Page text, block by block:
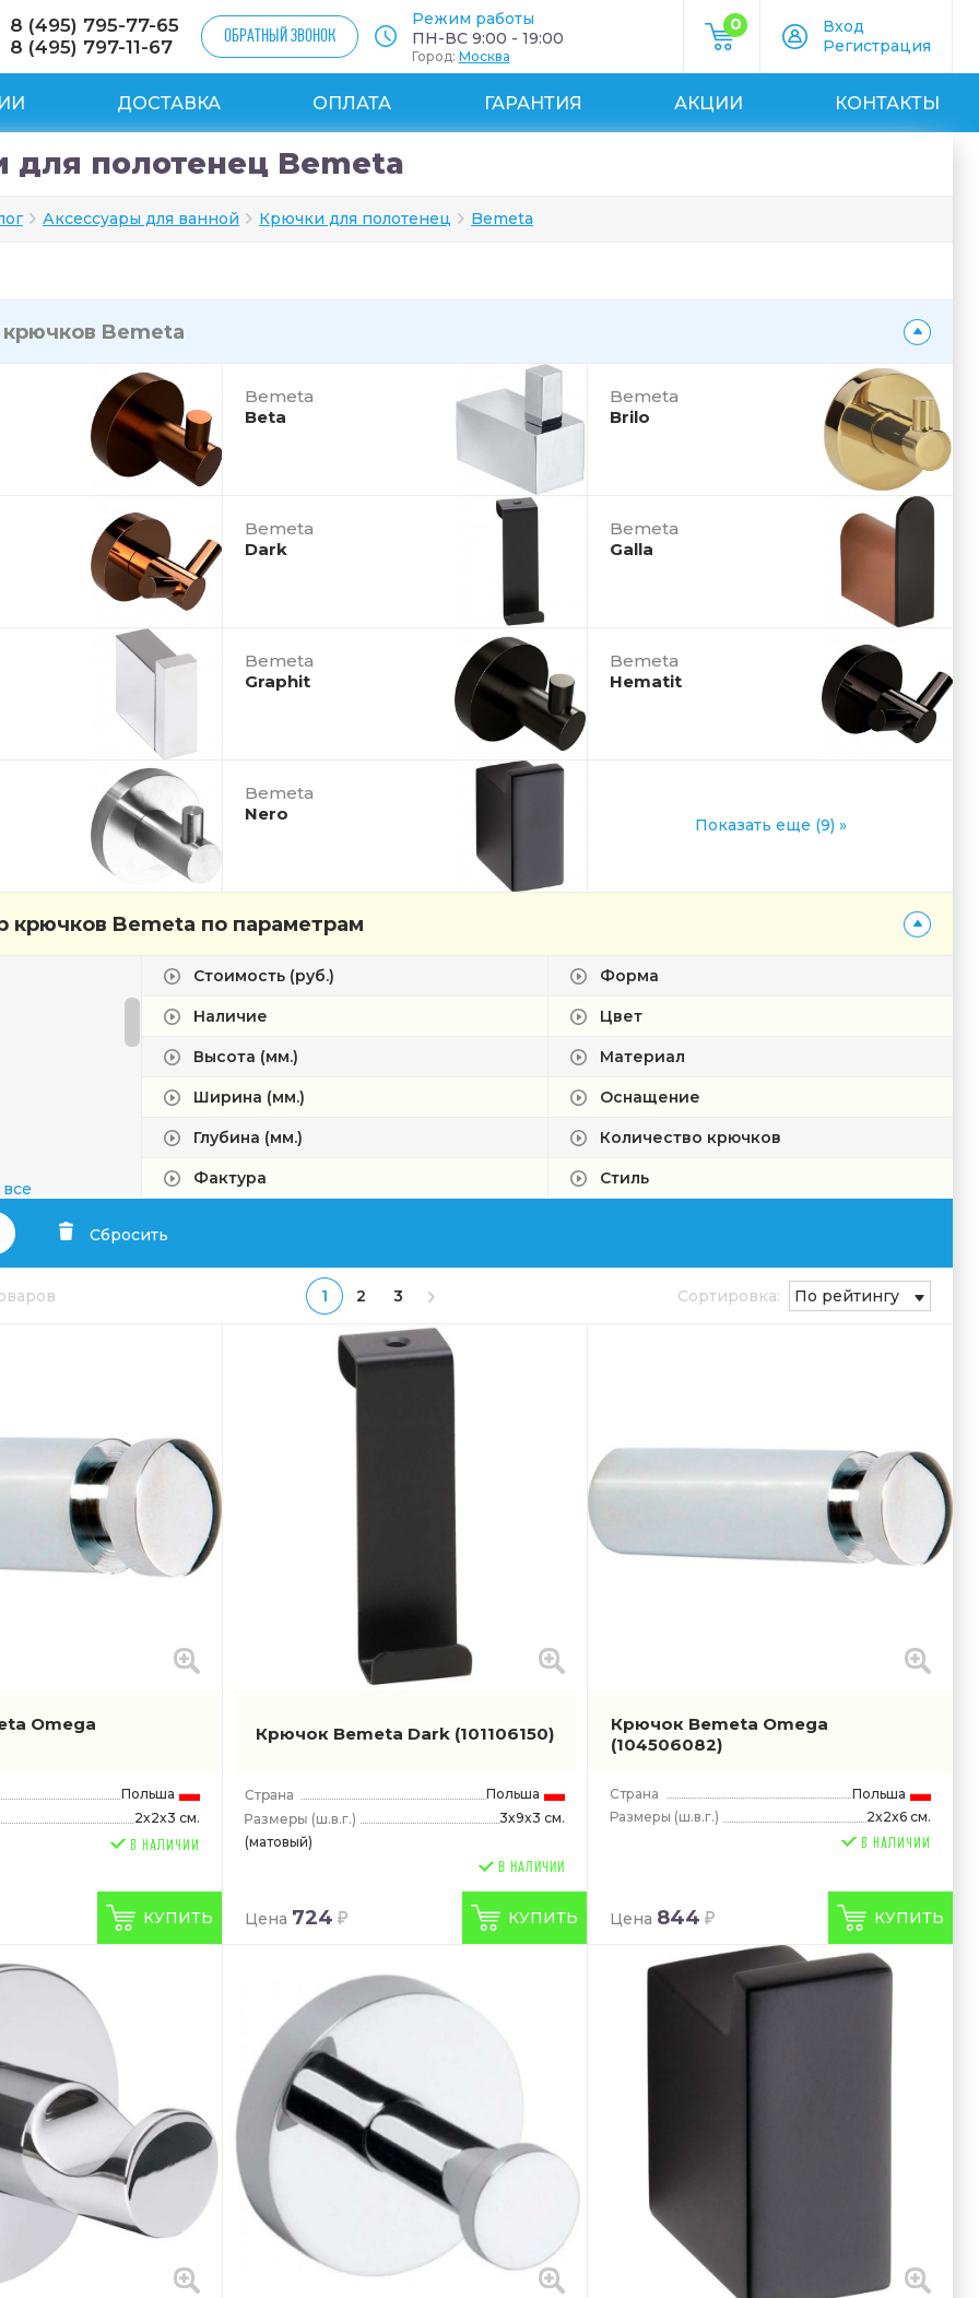
8 (495) 795-77-65
8 (495) 797-11-67
ОБРАТНЫЙ ЗВОНОК
Режим работы
ПН-ВС 9:00 - 19:00
Город: Москва
0
Вход
Регистрация
ДОСТАВКА ОПЛАТА ГАРАНТИЯ АКЦИИ КОНТАКТЫ
для полотенец Bemeta
Аксессуары для ванной Крючки для полотенец Bemeta
крючков Bemeta
Bemeta
Beta
Bemeta
Brilo
Bemeta
Dark
Bemeta
Galla
Bemeta
Graphit
Bemeta
Hematit
Bemeta
Nero
Показать еще (9) »
крючков Bemeta по параметрам
Стоимость (руб.)
Наличие
Высота (мм.)
Ширина (мм.)
Глубина (мм.)
Фактура
Форма
Цвет
Материал
Оснащение
Количество крючков
Стиль
Сбросить
1 2 3 Сортировка: По рейтингу
Omega
Польша
2x2x3 см.
КУПИТЬ
Крючок Bemeta Dark (101106150)
Польша
(ш.в.г.)
3x9x3 см.
(матовый)
В НАЛИЧИИ
Цена 724 КУПИТЬ
Крючок Bemeta Omega
(104506082)
Страна
Польша
Размеры (ш.в.г.) 2x2x6 см.
Цена 844 КУПИТЬ